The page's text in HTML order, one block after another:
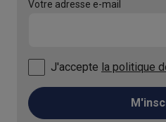
Votre adresse e-mail
J'accepte la politique